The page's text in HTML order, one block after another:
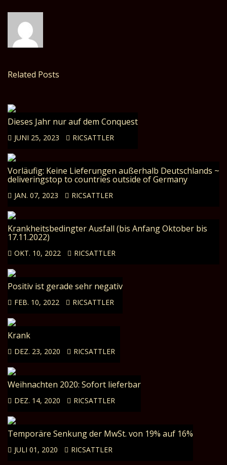
Related Posts
Dieses Jahr nur auf dem Conquest
JUNI 25, 2023 RICSATTLER
Vorläufig: Keine Lieferungen außerhalb Deutschlands ~
deliveringstop to countries outside of Germany
JAN. 07, 2023 RICSATTLER
Krankheitsbedingter Ausfall (bis Anfang Oktober bis
17.11.2022)
OKT. 10, 2022 RICSATTLER
Positiv ist gerade sehr negativ
FEB. 10, 2022 RICSATTLER
Krank
DEZ. 23, 2020 RICSATTLER
Weihnachten 2020: Sofort lieferbar
DEZ. 14, 2020 RICSATTLER
Temporäre Senkung der MwSt. von 19% auf 16%
JULI 01, 2020 RICSATTLER